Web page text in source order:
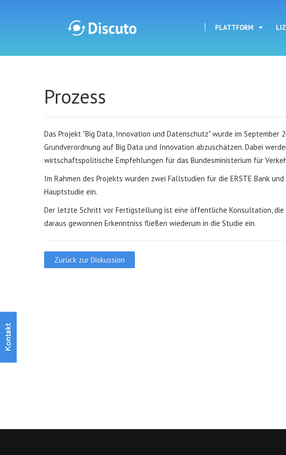
PLATTFORM
Prozess
Das Projekt "Big Data, Innovation und Datenschutz" wurde im
Grundverordnung auf Big Data und Innovation abzuschätzen. Dabei
wirtschaftspolitische Empfehlungen für das Bundesministerium für
Im Rahmen des Projekts wurden zwei Fallstudien für die ERSTE Bank
Hauptstudie ein.
Der letzte Schritt vor Fertigstellung ist eine öffentliche Konsultation,
daraus gewonnen Erkenntniss fließen wiederum in die Studie ein.
Zurück zur Diskussion